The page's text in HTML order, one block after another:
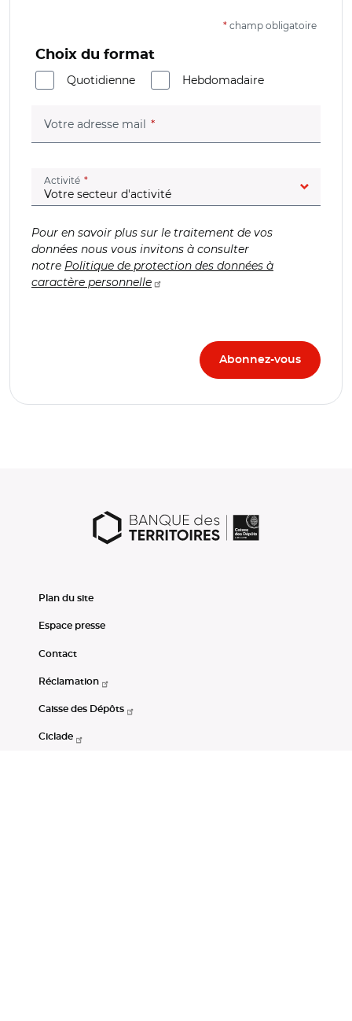
* champ obligatoire
Choix du format
Quotidienne
Hebdomadaire
Votre adresse mail (champ obligatoire)
Activité (champ obligatoire)
Pour en savoir plus sur le traitement de vos
données nous vous invitons à consulter
notre Politique de protection des données à
caractère personnelle
Plan du site
Espace presse
Contact
Réclamation
Caisse des Dépôts
Ciclade